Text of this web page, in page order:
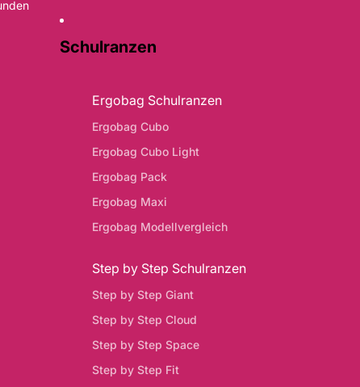
Schulranzen
Ergobag Schulranzen
Ergobag Cubo
Ergobag Cubo Light
Ergobag Pack
Ergobag Maxi
Ergobag Modellvergleich
Step by Step Schulranzen
Step by Step Giant
Step by Step Cloud
Step by Step Space
Step by Step Fit